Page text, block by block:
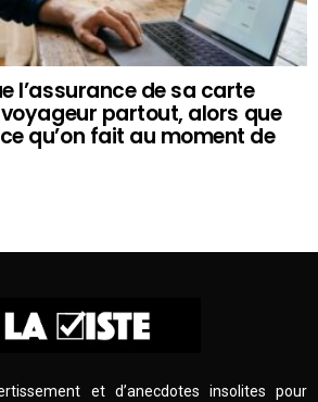
l’assurance de sa carte
partout, alors que
qu’on fait au moment de
et d’anecdotes insolites pour